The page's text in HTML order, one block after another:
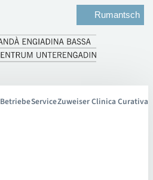
Rumantsch
BetriebeServiceZuweiser Clinica Curativa